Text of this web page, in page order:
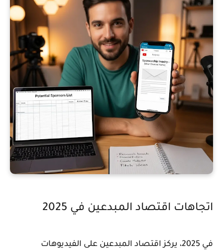
اتجاهات اقتصاد المبدعين في 2025
في 2025، يركز اقتصاد المبدعين على الفيديوهات